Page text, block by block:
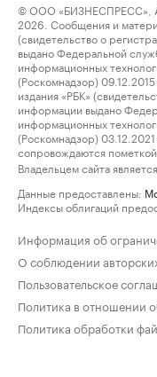
© ООО «БИЗНЕСПРЕСС»,
2026. Сообщения и
(свидетельство о
выдано Федеральной
информационных
(Роскомнадзор)
издания «РБК»
информации выдано
информационных
(Роскомнадзор)
сопровождаются пометкой
Владельцем сайта
Данные предоставлены:
Индексы облигаций
Информация об
О соблюдении
Пользовательское
Политика в отношении
Политика обработки